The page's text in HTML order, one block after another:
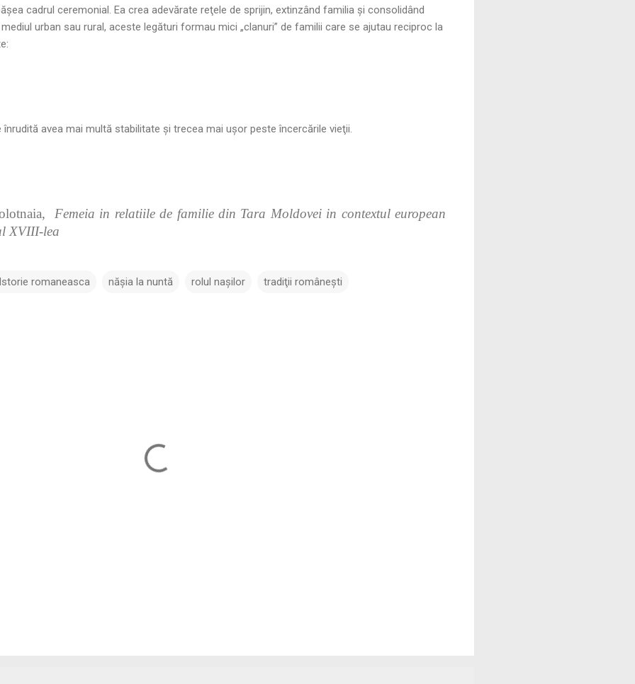
cadrul ceremonial. Ea crea adevărate reţele de sprijin, extinzând familia și consolidând
urban sau rural, aceste legături formau mici „clanuri” de familii care se ajutau reciproc la
avea mai multă stabilitate și trecea mai ușor peste încercările vieţii.
Femeia in relatiile de familie din Tara Moldovei in contextul european
XVIII-lea
Istorie romaneasca năşia la nuntă rolul naşilor tradiţii româneşti